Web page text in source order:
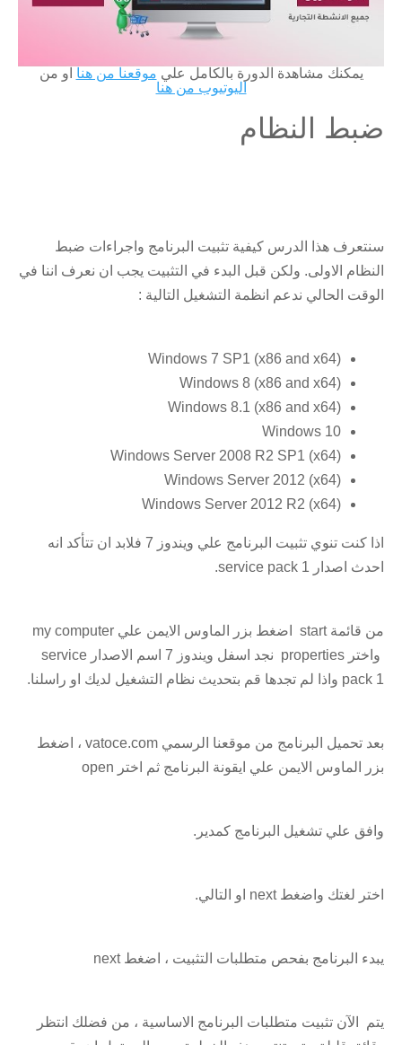
يمكنك مشاهدة الدورة بالكامل علي موقعنا من هنا او من
اليوتيوب من هنا
ضبط النظام
سنتعرف هذا الدرس كيفية تثبيت البرنامج واجراءات ضبط
النظام الاولى. ولكن قبل البدء في التثبيت يجب ان نعرف اننا في
الوقت الحالي ندعم انظمة التشغيل التالية :
Windows 7 SP1 (x86 and x64)
Windows 8 (x86 and x64)
Windows 8.1 (x86 and x64)
Windows 10
Windows Server 2008 R2 SP1 (x64)
Windows Server 2012 (x64)
Windows Server 2012 R2 (x64)
اذا كنت تنوي تثبيت البرنامج علي ويندوز 7 فلابد ان تتأكد انه
احدث اصدار service pack 1.
من قائمة start اضغط بزر الماوس الايمن علي my computer
واختر properties نجد اسفل ويندوز 7 اسم الاصدار service
pack 1 واذا لم تجدها قم بتحديث نظام التشغيل لديك او راسلنا.
بعد تحميل البرنامج من موقعنا الرسمي vatoce.com ، اضغط
بزر الماوس الايمن علي ايقونة البرنامج ثم اختر open
وافق علي تشغيل البرنامج كمدير.
اختر لغتك واضغط next او التالي.
يبدء البرنامج بفحص متطلبات التثبيت ، اضغط next
يتم الآن تثبيت متطلبات البرنامج الاساسية ، من فضلك انتظر